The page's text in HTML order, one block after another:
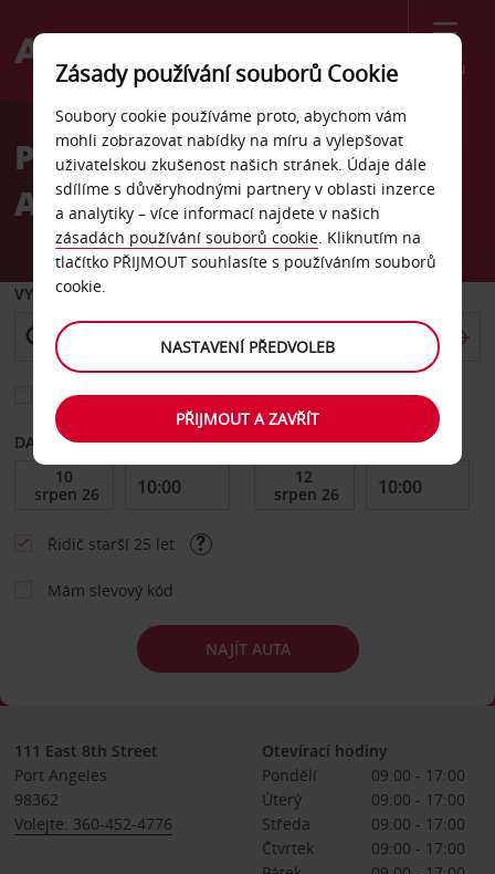
Menu
Welcome
AvisPronájem auta Port
Angeles, centrum, WA
VYZVEDNOUT Z
Vyberte si jiné místo vrácení
DATUM OD DATUM DO
Řidič starší 25 let
Mám slevový kód
NAJÍT AUTA
111 East 8th Street
Port Angeles
98362
Volejte: 360-452-4776
Otevírací hodiny
Pondělí
09:00 - 17:00
Úterý
09:00 - 17:00
Středa
09:00 - 17:00
Čtvrtek
09:00 - 17:00
Zásady používání souborů Cookie
Soubory cookie používáme proto, abychom vám
mohli zobrazovat nabídky na míru a vylepšovat
uživatelskou zkušenost našich stránek. Údaje dále
sdílíme s důvěryhodnými partnery v oblasti inzerce
a analytiky – více informací najdete v našich
zásadách používání souborů cookie. Kliknutím na
tlačítko PŘIJMOUT souhlasíte s používáním souborů
cookie.
NASTAVENÍ PŘEDVOLEB
PŘIJMOUT A ZAVŘÍT